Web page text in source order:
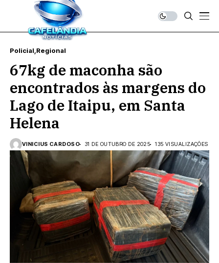
Policial Regional
67kg de maconha são
encontrados às margens do
Lago de Itaipu, em Santa
Helena
VINICIUS CARDOSO 31 DE OUTUBRO DE 2025 135 VISUALIZAÇÕES